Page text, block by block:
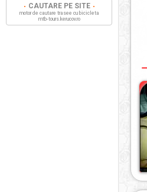
CAUTARE PE SITE
motor de cautare trasee cu bicicleta
mtb-tours.kerucov.ro